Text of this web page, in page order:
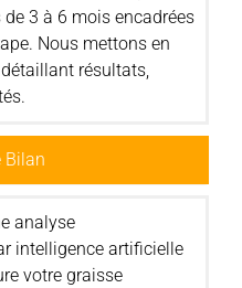
3 à 6 mois encadrées
Nous mettons en
résultats,
Bilan
analyse
intelligence artificielle
votre graisse